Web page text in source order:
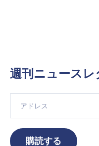
*
Country
週刊ニュースレ
購読する